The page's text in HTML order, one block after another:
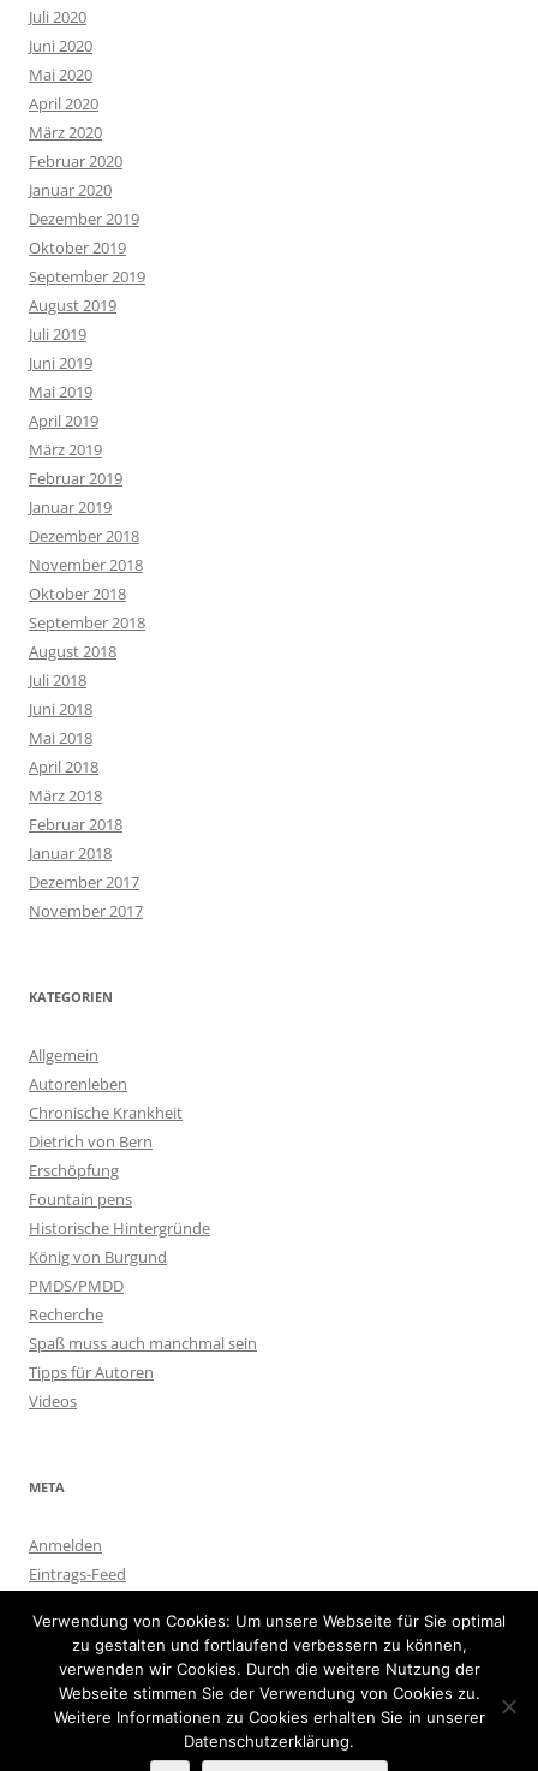
Juli 2020
Juni 2020
Mai 2020
April 2020
März 2020
Februar 2020
Januar 2020
Dezember 2019
Oktober 2019
September 2019
August 2019
Juli 2019
Juni 2019
Mai 2019
April 2019
März 2019
Februar 2019
Januar 2019
Dezember 2018
November 2018
Oktober 2018
September 2018
August 2018
Juli 2018
Juni 2018
Mai 2018
April 2018
März 2018
Februar 2018
Januar 2018
Dezember 2017
November 2017
KATEGORIEN
Allgemein
Autorenleben
Chronische Krankheit
Dietrich von Bern
Erschöpfung
Fountain pens
Historische Hintergründe
König von Burgund
PMDS/PMDD
Recherche
Spaß muss auch manchmal sein
Tipps für Autoren
Videos
META
Anmelden
Eintrags-Feed
WordPress.org
Verwendung von Cookies: Um unsere Webseite für Sie optimal
zu gestalten und fortlaufend verbessern zu können,
verwenden wir Cookies. Durch die weitere Nutzung der
Webseite stimmen Sie der Verwendung von Cookies zu.
Weitere Informationen zu Cookies erhalten Sie in unserer
Datenschutzerklärung.